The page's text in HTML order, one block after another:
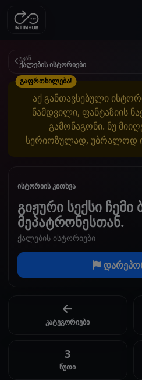
უკან
ქალების ისტორიები
გაფრთხილება!
აქ განთავსებული
ნამდვილი, ფანტაზიის
გამონაგონი. ნუ
სერიოზულად, უბრალოდ
ისტორიის კითხვა
გიჟური სექსი ჩემი
მეპატრონესთან.
ქალების ისტორიები
კატეგორიები
3
წუთი